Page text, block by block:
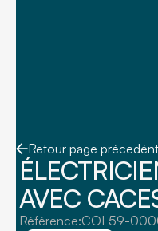
Retour page
AVEC
Référence:COL59-